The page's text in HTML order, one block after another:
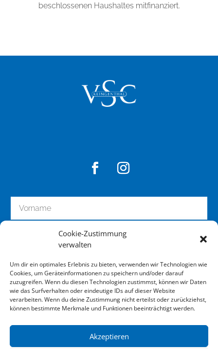
Cookie-Zustimmung
verwalten
Um dir ein optimales Erlebnis zu bieten, verwenden wir Technologien wie
Cookies, um Geräteinformationen zu speichern und/oder darauf
zuzugreifen. Wenn du diesen Technologien zustimmst, können wir Daten
wie das Surfverhalten oder eindeutige IDs auf dieser Website
verarbeiten. Wenn du deine Zustimmung nicht erteilst oder zurückziehst,
können bestimmte Merkmale und Funktionen beeinträchtigt werden.
Akzeptieren
beschlossenen Haushaltes mitfinanziert.
zum Newsletter anmelden
Impressum